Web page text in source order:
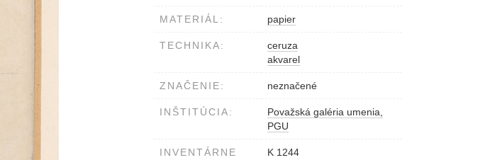
MATERIÁL: papier
TECHNIKA:
ceruza
akvarel
ZNAČENIE: neznačené
INŠTITÚCIA:
Považská galéria umenia,
PGU
INVENTÁRNE
K 1244